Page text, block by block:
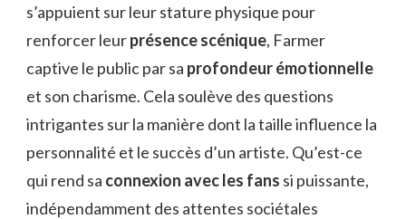
s’appuient sur leur stature physique pour
renforcer leurprésence scénique, Farmer
captive le public par sa profondeur émotionnelle
et son charisme. Cela soulève des questions
intrigantes sur la manière dont la taille influence la
personnalité et le succès d’un artiste. Qu’est-ce
qui rend sa connexion avec les fans si puissante,
indépendamment des attentes sociétales